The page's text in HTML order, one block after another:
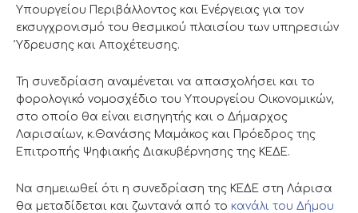
Υπουργείου Περιβάλλοντος και Ενέργειας για τον
εκσυγχρονισμό του θεσμικού πλαισίου των υπηρεσιών
Ύδρευσης και Αποχέτευσης.
Τη συνεδρίαση αναμένεται να απασχολήσει και το
φορολογικό νομοσχέδιο του Υπουργείου Οικονομικών,
στο οποίο θα είναι εισηγητής και ο Δήμαρχος
Λαρισαίων, κ.Θανάσης Μαμάκος και Πρόεδρος της
Επιτροπής Ψηφιακής Διακυβέρνησης της ΚΕΔΕ.
Να σημειωθεί ότι η συνεδρίαση της ΚΕΔΕ στη Λάρισα
θα μεταδίδεται και ζωντανά από το κανάλι του Δήμου